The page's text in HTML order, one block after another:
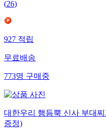
(26)
927적립
무료배송
773명구매중
대한우리 햄듬뿍 신사 부대
증정)